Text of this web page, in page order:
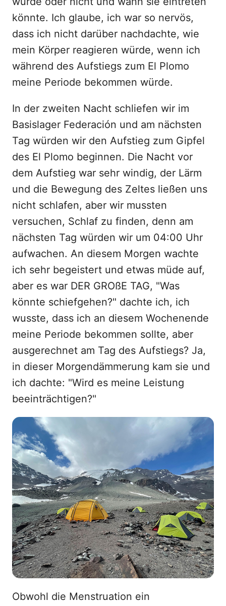
könnte. Ich glaube, ich war so nervös,
dass ich nicht darüber nachdachte, wie
mein Körper reagieren würde, wenn ich
während des Aufstiegs zum El Plomo
meine Periode bekommen würde.
In der zweiten Nacht schliefen wir im
Basislager Federación und am nächsten
Tag würden wir den Aufstieg zum Gipfel
des El Plomo beginnen. Die Nacht vor
dem Aufstieg war sehr windig, der Lärm
und die Bewegung des Zeltes ließen uns
nicht schlafen, aber wir mussten
versuchen, Schlaf zu finden, denn am
nächsten Tag würden wir um 04:00 Uhr
aufwachen. An diesem Morgen wachte
ich sehr begeistert und etwas müde auf,
aber es war DER GROßE TAG, "Was
könnte schiefgehen?" dachte ich, ich
wusste, dass ich an diesem Wochenende
meine Periode bekommen sollte, aber
ausgerechnet am Tag des Aufstiegs? Ja,
in dieser Morgendämmerung kam sie und
ich dachte: "Wird es meine Leistung
beeinträchtigen?"
Obwohl die Menstruation ein